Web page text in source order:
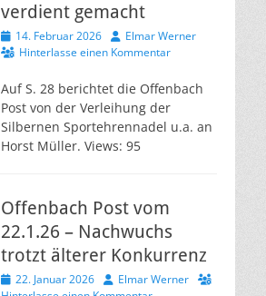
verdient gemacht
Veröffentlicht
am
14. Februar 2026 AutorElmar Werner
Hinterlasse einen Kommentar
Auf S. 28 berichtet die Offenbach
Post von der Verleihung der
Silbernen Sportehrennadel u.a. an
Horst Müller. Views: 95
Offenbach Post vom
22.1.26 – Nachwuchs
trotzt älterer Konkurrenz
Veröffentlicht
22. Januar 2026 AutorElmar Werner